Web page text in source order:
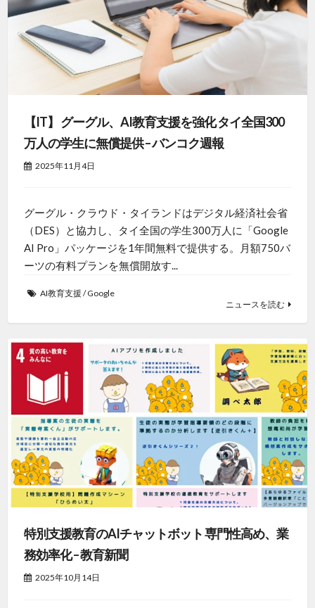
【IT】 グーグル、AI教育支援を強化 タイ全国300
万人の学生に無償提供 – バンコク週報
2025年11月4日
グーグル・クラウド・タイランドはデジタル経済社会省
（DES）と協力し、タイ全国の学生300万人に「Google
AI Pro」パッケージを1年間無料で提供する。月額750バ
ーツの有料プランを無償開放す...
AI教育支援 /Google
ニュースを読む
特別支援教育のAIチャットボット 専門性高め、業
務効率化 – 教育新聞
2025年10月14日